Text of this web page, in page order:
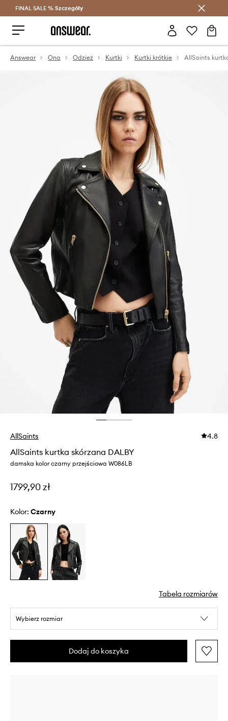
Oszczędzaj z Answear Club >
FINAL SALE % Szczegóły
Answear Ona Odzież Kurtki Kurtki krótkie AllSaints
AllSaints 4.8
AllSaints kurtka skórzana DALBY
damska kolor czarny przejściowa W086LB
1799,90 zł
Kolor: czarny
Tabela rozmiarów
Wybierz rozmiar
Dodaj do koszyka